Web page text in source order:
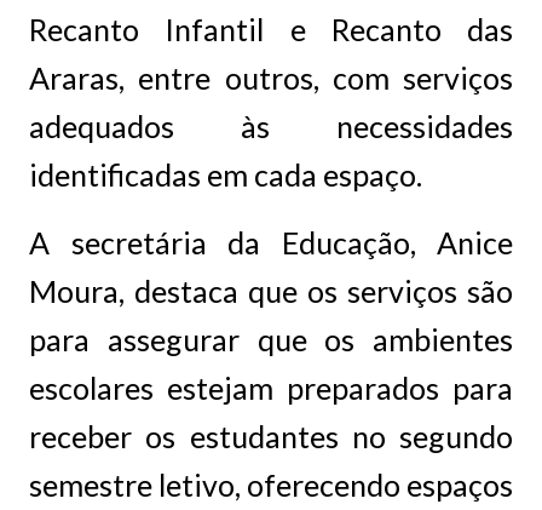
Recanto Infantil e Recanto das
Araras, entre outros, com serviços
adequados às necessidades
identificadas em cada espaço.
A secretária da Educação, Anice
Moura, destaca que os serviços são
para assegurar que os ambientes
escolares estejam preparados para
receber os estudantes no segundo
semestre letivo, oferecendo espaços